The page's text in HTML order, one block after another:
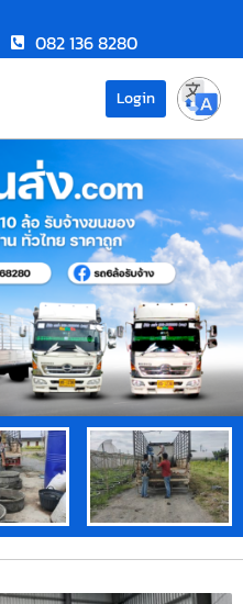
082 136 8280
Login